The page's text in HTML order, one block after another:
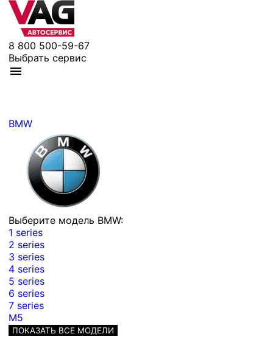
8 800 500-59-67
Выбрать сервис
BMW
Выберите модель BMW:
1 series
2 series
3 series
4 series
5 series
6 series
7 series
M5
ПОКАЗАТЬ ВСЕ МОДЕЛИ